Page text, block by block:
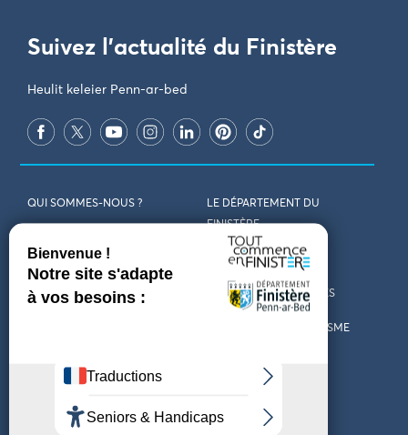
Suivez l'actualité du Finistère
Heulit keleier Penn-ar-bed
QUI SOMMES-NOUS ?
LE DÉPARTEMENT DU
FINISTÈRE
REJOIGNEZ-NOUS VENIR EN FINISTÈRE
CONTACT CARTES ET BROCHURES
LES OFFICES DE TOURISME
D’ACCESSIBILITÉ